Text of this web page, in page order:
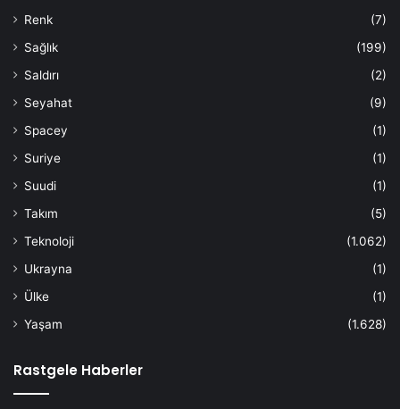
Renk
(7)
Sağlık
(199)
Saldırı
(2)
Seyahat
(9)
Spacey
(1)
Suriye
(1)
Suudi
(1)
Takım
(5)
Teknoloji
(1.062)
Ukrayna
(1)
Ülke
(1)
Yaşam
(1.628)
Rastgele Haberler